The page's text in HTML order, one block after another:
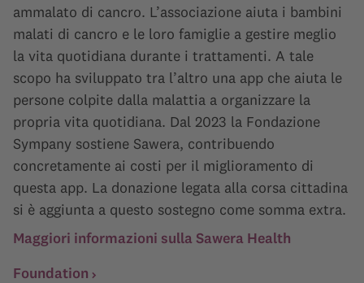
ammalato di cancro. L’associazione aiuta i bambini
malati di cancro e le loro famiglie a gestire meglio
la vita quotidiana durante i trattamenti. A tale
scopo ha sviluppato tra l’altro una app che aiuta le
persone colpite dalla malattia a organizzare la
propria vita quotidiana. Dal 2023 la Fondazione
Sympany sostiene Sawera, contribuendo
concretamente ai costi per il miglioramento di
questa app. La donazione legata alla corsa cittadina
si è aggiunta a questo sostegno come somma extra.
Maggiori informazioni sulla Sawera Health
Foundation